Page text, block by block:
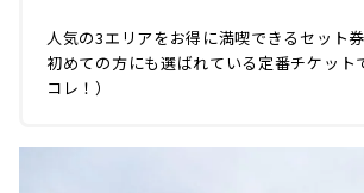
人気の3エリアをお得に満喫できるセット券
初めての方にも選ばれている定番チケット
コレ！）